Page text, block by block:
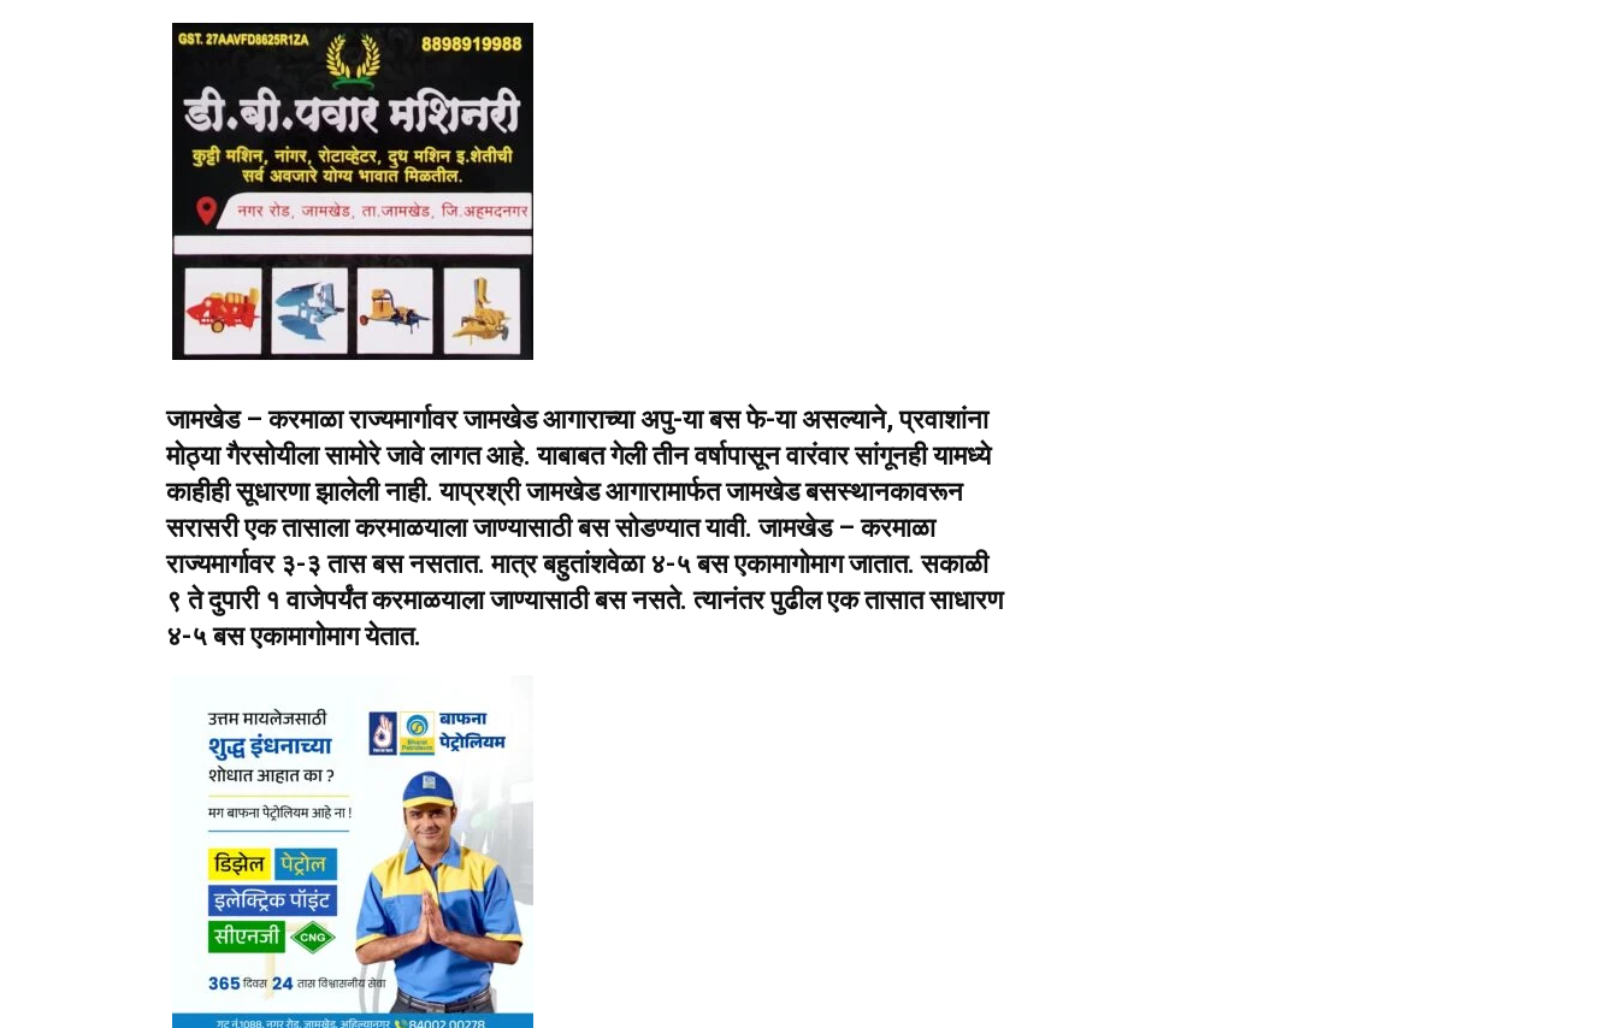
जामखेड – करमाळा राज्यमार्गावर जामखेड आगाराच्या अपु-या बस फे-या असल्याने, प्रवाशांना
मोठ्या गैरसोयीला सामोरे जावे लागत आहे. याबाबत गेली तीन वर्षापासून वारंवार सांगूनही यामध्ये
काहीही सूधारणा झालेली नाही. याप्रश्री जामखेड आगारामार्फत जामखेड बसस्थानकावरून
सरासरी एक तासाला करमाळयाला जाण्यासाठी बस सोडण्यात यावी. जामखेड – करमाळा
राज्यमार्गावर ३-३ तास बस नसतात. मात्र बहुतांशवेळा ४-५ बस एकामागोमाग जातात. सकाळी
९ ते दुपारी १ वाजेपर्यंत करमाळयाला जाण्यासाठी बस नसते. त्यानंतर पुढील एक तासात साधारण
४-५ बस एकामागोमाग येतात.